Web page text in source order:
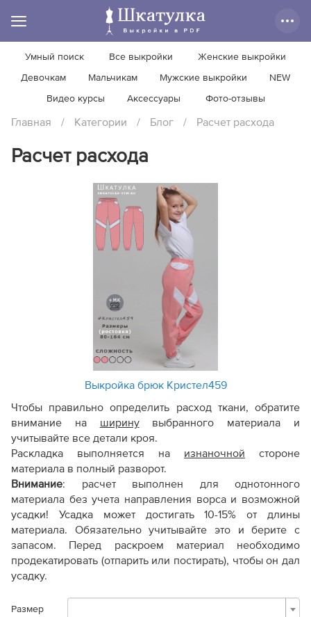
Умный поиск Все выкройки Женские выкройки
Девочкам Мальчикам Мужские выкройки NEW
Видео курсы Аксессуары Фото-отзывы
Главная / Категории / Блог / Расчет расхода
Расчет расхода
Выкройка брюк Кристел459
Чтобы правильно определить расход ткани, обратите
внимание на ширинувыбранного материала и
учитывайте все детали кроя.
Раскладка выполняется на изнаночной стороне
материала в полный разворот.
Внимание: расчет выполнен для однотонного
материала без учета направления ворса и возможной
усадки! Усадка может достигать 10-15% от длины
материала. Обязательно учитывайте это и берите с
запасом. Перед раскроем материал необходимо
продекатировать (отпарить или постирать), чтобы он дал
усадку.
Размер